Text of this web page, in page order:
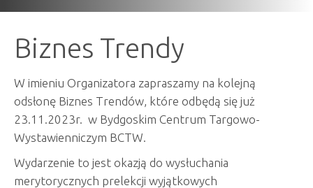
Biznes Trendy
W imieniu Organizatora zapraszamy na kolejną
odsłonę Biznes Trendów, które odbędą się już
23.11.2023r. w Bydgoskim Centrum Targowo-
Wystawienniczym BCTW.
Wydarzenie to jest okazją do wysłuchania
merytorycznych prelekcji wyjątkowych